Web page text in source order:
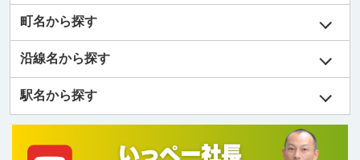
町名から探す
沿線名から探す
駅名から探す